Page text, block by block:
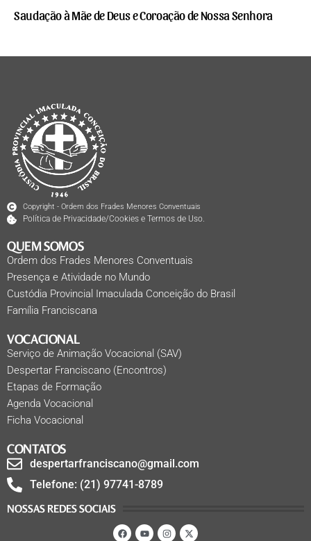
Saudação à Mãe de Deus e Coroação de Nossa Senhora
Copyright - Ordem dos Frades Menores Conventuais
Política de Privacidade/Cookies e Termos de Uso.
QUEM SOMOS
Ordem dos Frades Menores Conventuais
Presença e Atividade no Mundo
Custódia Provincial Imaculada Conceição do Brasil
Família Franciscana
VOCACIONAL
Serviço de Animação Vocacional (SAV)
Despertar Franciscano (Encontros)
Etapas de Formação
Agenda Vocacional
Ficha Vocacional
CONTATOS
despertarfranciscano@gmail.com
Telefone: (21) 97741-8789
NOSSAS REDES SOCIAIS